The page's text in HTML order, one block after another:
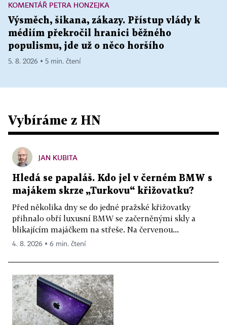
KOMENTÁŘ PETRA HONZEJKA
Výsměch, šikana, zákazy. Přístup vlády k
médiím překročil hranici běžného
populismu, jde už o něco horšího
5. 8. 2026 ▪ 5 min. čtení
Vybíráme z HN
JAN KUBITA
Hledá se papaláš. Kdo jel v černém BMW s
majákem skrze „Turkovu“ křižovatku?
Před několika dny se do jedné pražské křižovatky
přihnalo obří luxusní BMW se začerněnými skly a
blikajícím majáčkem na střeše. Na červenou...
4. 8. 2026 ▪ 6 min. čtení